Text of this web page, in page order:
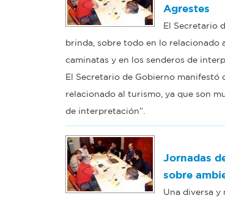
Agrestes
El Secretario
brinda, sobre todo en lo relacionado
caminatas y en los senderos de
El Secretario de Gobierno manifestó
relacionado al turismo, ya que son
de interpretación”.
Jornadas
sobre
Una diversa y